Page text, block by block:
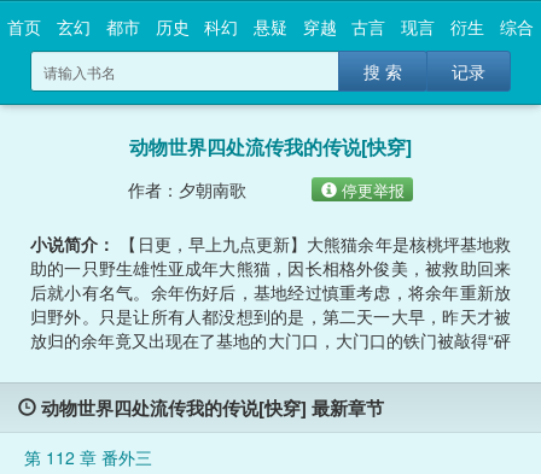
首页 玄幻 都市 历史 科幻 悬疑 穿越 古言 现言 衍生
综合
搜 索
记录
动物世界四处流传我的传说[快穿]
作者：夕朝南歌 停更举报
小说简介：
【日更，早上九点更新】大熊猫余年是核桃坪基地救
助的一只野生雄性亚成年大熊猫，因长相格外俊美，被救助回来
后就小有名气。余年伤好后，基地经过慎重考虑，将余年重新放
归野外。只是让所有人都没想到的是，第二天一大早，昨天才被
放归的余年竟又出现在了基地的大门口，大门口的铁门被敲得“砰
知道基地是铁饭碗！”只可惜，基地拒绝了余年的求编制要求，余
年回到基地的第三天，就被再次放归野外。第二次放归后，一连
数月过去，网友们都没有再收到半点有关余年的消息。就在所有
人都以为余年不会再回来时，一天傍晚，基地外竟又响起了余年
动物世界四处流传我的传说[快穿] 最新章节
第 112 章 番外三